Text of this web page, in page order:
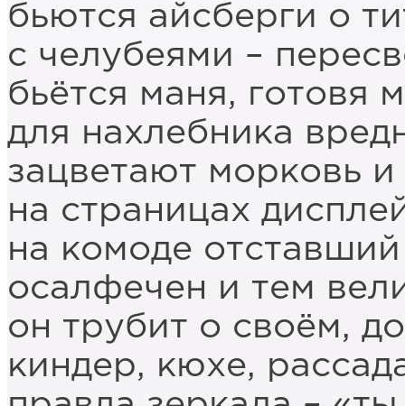
бьются айсберги о
с челубеями –
бьётся маня, готовя
для нахлебника
зацветают морковь и
на страницах
на комоде
осалфечен и тем
он трубит о своём,
киндер, кюхе,